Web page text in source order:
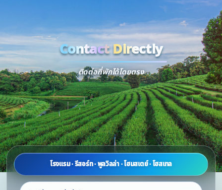
Contact Directly
Contact
ติดต่อที่พักได้โดยตรง
โรงแรม · รีสอร์ท · พูลวิลล่า · โฮมสเตย์ · โฮสเทล